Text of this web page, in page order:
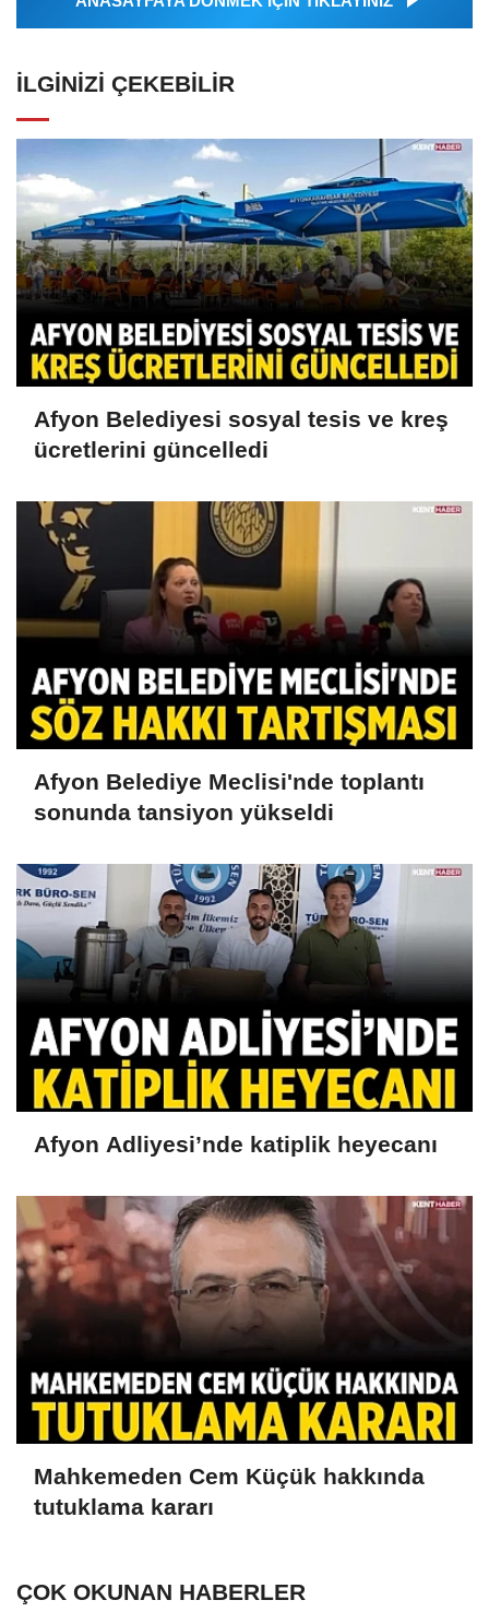
İLGINIZI ÇEKEBILIR
Afyon Belediyesi sosyal tesis ve kreş
ücretlerini güncelledi
Afyon Belediye Meclisi'nde toplantı
sonunda tansiyon yükseldi
Afyon Adliyesi’nde katiplik heyecanı
Mahkemeden Cem Küçük hakkında
tutuklama kararı
ÇOK OKUNAN HABERLER